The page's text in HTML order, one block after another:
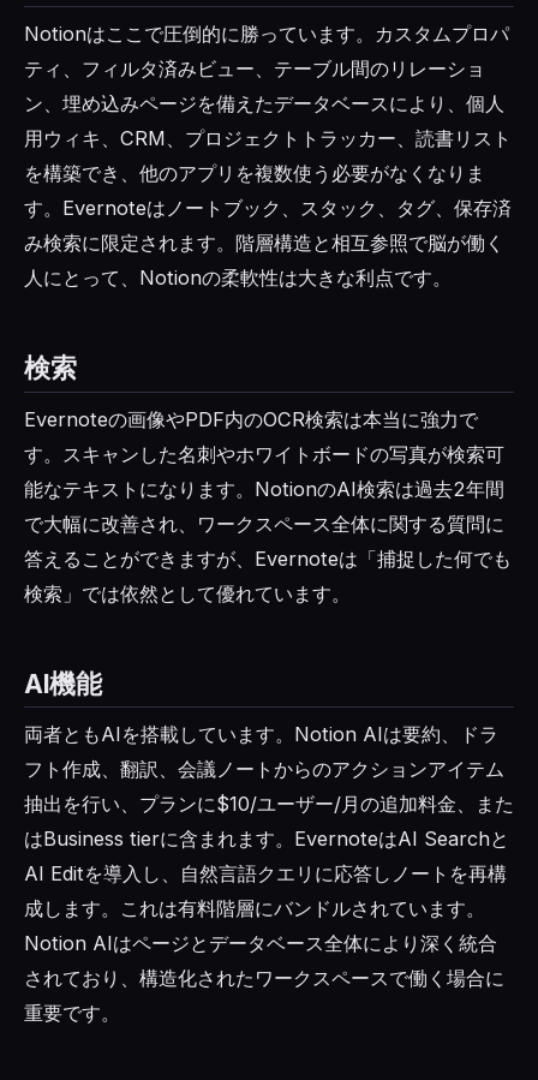
Notionはここで圧倒的に勝っています。カスタムプロパ
ティ、フィルタ済みビュー、テーブル間のリレーショ
ン、埋め込みページを備えたデータベースにより、個人
用ウィキ、CRM、プロジェクトトラッカー、読書リスト
を構築でき、他のアプリを複数使う必要がなくなりま
す。Evernoteはノートブック、スタック、タグ、保存済
み検索に限定されます。階層構造と相互参照で脳が働く
人にとって、Notionの柔軟性は大きな利点です。
検索
Evernoteの画像やPDF内のOCR検索は本当に強力で
す。スキャンした名刺やホワイトボードの写真が検索可
能なテキストになります。NotionのAI検索は過去2年間
で大幅に改善され、ワークスペース全体に関する質問に
答えることができますが、Evernoteは「捕捉した何でも
検索」では依然として優れています。
AI機能
両者ともAIを搭載しています。Notion AIは要約、ドラ
フト作成、翻訳、会議ノートからのアクションアイテム
抽出を行い、プランに$10/ユーザー/月の追加料金、また
はBusiness tierに含まれます。EvernoteはAI Searchと
AI Editを導入し、自然言語クエリに応答しノートを再構
成します。これは有料階層にバンドルされています。
Notion AIはページとデータベース全体により深く統合
されており、構造化されたワークスペースで働く場合に
重要です。